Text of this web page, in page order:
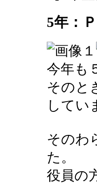
5年：
今年も
そのと
してい
そのわ
た。
役員の